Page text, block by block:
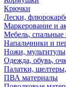
Крючки
Лески,
Маркерование и
Мебель,
Напальчники и
Ножи,
Одежда, обувь,
Палатки,
ПВА материалы